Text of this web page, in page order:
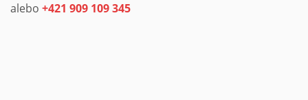
alebo +421 909 109 345